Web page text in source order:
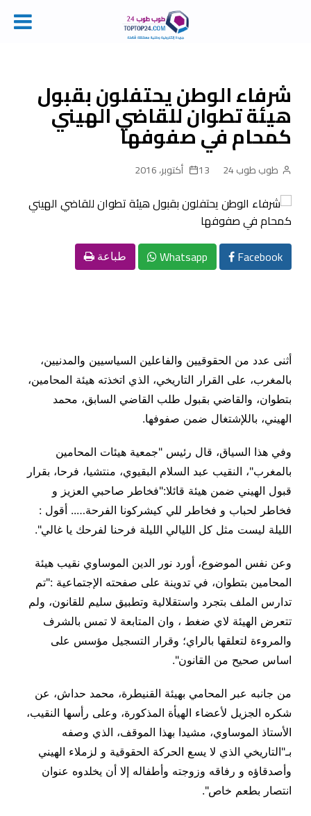
contentشرفاء الوطن يحتفلون بقبول
هيئة تطوان للقاضي الهيني
كمحام في صفوفها
طوب طوب 24 13 أكتوبر، 2016
Facebook
Whatsapp طباعة
أثنى عدد من الحقوقيين والفاعلين السياسيين والمدنيين،
بالمغرب، على القرار التاريخي، الذي اتخذته هيئة المحامين،
بتطوان، والقاضي بقبول طلب القاضي السابق، محمد
الهيني، باللإشتغال ضمن صفوفها.
وفي هذا السياق، قال رئيس "جمعية هيئات المحامين
بالمغرب"، النقيب عبد السلام البقيوي، منتشيا، فرحا، بقرار
قبول الهيني ضمن هيئة قائلا:"فخاطر صاحبي العزيز و
فخاطر لحباب و فخاطر للي كيشركونا الفرحة….. أقول :
الليلة ليست مثل كل الليالي الليلة فرحنا لفرحك يا غالي".
وعن نفس الموضوع، أورد نور الدين الموساوي نقيب هيئة
المحامين بتطوان، في تدوينة على صفحته الإجتماعية :"تم
تدارس الملف بتجرد واستقلالية وتطبيق سليم للقانون، ولم
تتعرض الهيئة لاي ضغط ، وان المتابعة لا تمس بالشرف
والمروءة لتعلقها بالراي؛ وقرار التسجيل مؤسس على
اساس صحيح من القانون".
من جانبه عبر المحامي بهيئة القنيطرة، محمد حداش، عن
شكره الجزيل لأعضاء الهيأة المذكورة، وعلى رأسها النقيب،
الأستاذ الموساوي، مشيدا بهذا الموقف، الذي وصفه
بـ"التاريخي الذي لا يسع الحركة الحقوقية و لزملاء الهيني
وأصدقاؤه و رفاقه وزوجته وأطفاله إلا أن يخلدوه عنوان
انتصار بطعم خاص".